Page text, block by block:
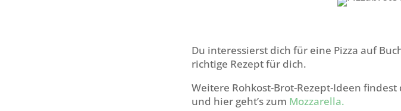
Du interessierst dich für eine Pizza auf
richtige Rezept für dich.
Weitere Rohkost-Brot-Rezept-Ideen
und hier geht’s zum Mozzarella.